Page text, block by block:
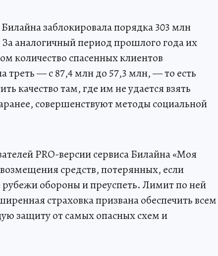
заблокировала порядка 303 млн
аналогичный период прошлого года их
количество спасенных клиентов
треть — с 87,4 млн до 57,3 млн, — то есть
качество там, где им не удается взять
совершенствуют методы социальной
PRO-версии сервиса Билайна «Моя
возмещения средств, потерянных, если
обороны и преуспеть. Лимит по ней
страховка призвана обеспечить всем
защиту от самых опасных схем и